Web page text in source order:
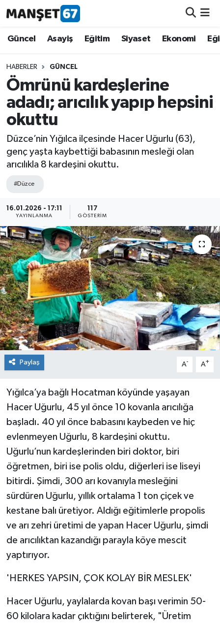
Güncel Asayiş Eğitim Siyaset Ekonomi
HABERLER GÜNCEL
Ömrünü kardeşlerine
adadı; arıcılık yapıp hepsini
okuttu
Düzce’nin Yığılca ilçesinde Hacer Uğurlu (63),
genç yaşta kaybettiği babasının mesleği olan
arıcılıkla 8 kardeşini okuttu.
#Düzce
16.01.2026 - 17:11
YAYINLANMA
117
GÖSTERIM
Paylaş A- A+
Yığılca’ya bağlı Hocatman köyünde yaşayan
Hacer Uğurlu, 45 yıl önce 10 kovanla arıcılığa
başladı. 40 yıl önce babasını kaybeden ve hiç
evlenmeyen Uğurlu, 8 kardeşini okuttu.
Uğurlu’nun kardeşlerinden biri doktor, biri
öğretmen, biri ise polis oldu, diğerleri ise liseyi
bitirdi. Şimdi, 300 arı kovanıyla mesleğini
sürdüren Uğurlu, yıllık ortalama 1 ton çiçek ve
kestane balı üretiyor. Aldığı eğitimlerle propolis
ve arı zehri üretimi de yapan Hacer Uğurlu, şimdi
de arıcılıktan kazandığı parayla köye mescit
yaptırıyor.
'HERKES YAPSIN, ÇOK KOLAY BİR MESLEK'
Hacer Uğurlu, yaylalarda kovan başı verimin 50-
60 kilolara kadar çıktığını belirterek, "Üretim
Güncel
Asayiş
Siyaset
Spor
Eğitim
Ekonomi
Kültür-Sanat
Magazin
Medya
Mizah
Röportaj
Teknoloji